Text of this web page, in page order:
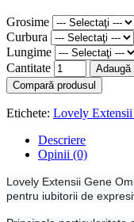
Grosime
Curbura
Lungime
Cantitate
Adaugă
Compară produsul
Etichete: Lovely Extensii
Descriere
Opinii (0)
Lovely Extensii Gene
pentru iubitorii de